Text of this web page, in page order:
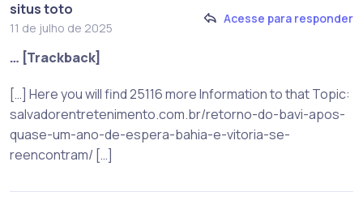
situs toto
11 de julho de 2025
Acesse para responder
… [Trackback]
[…] Here you will find 25116 more Information to that Topic:
salvadorentretenimento.com.br/retorno-do-bavi-apos-
quase-um-ano-de-espera-bahia-e-vitoria-se-
reencontram/ […]